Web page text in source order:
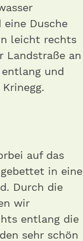
Dusche
leicht rechts
Landstraße an
und
auf das
in eine
Durch die
wir
entlang die
sehr schön